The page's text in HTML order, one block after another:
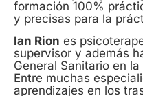
formación 100%
y precisas para la
Ian Rion es
supervisor y además
General Sanitario en
Entre muchas
aprendizajes en los